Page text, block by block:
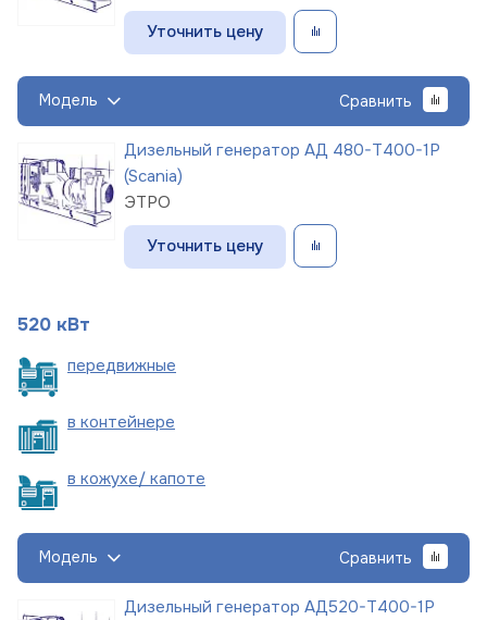
Уточнить цену
Модель Сравнить
Дизельный генератор АД 480-Т400-1Р
(Scania)
ЭТРО
Уточнить цену
520 кВт
передвижные
в контейнере
в кожухе/ капоте
Модель Сравнить
Дизельный генератор АД520-Т400-1Р